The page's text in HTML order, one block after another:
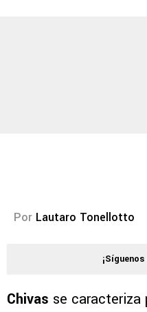
Por Lautaro Tonellotto
Chivas se caracteriza